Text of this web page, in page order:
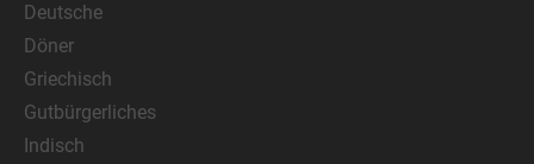
Deutsche
Döner
Griechisch
Gutbürgerliches
Indisch